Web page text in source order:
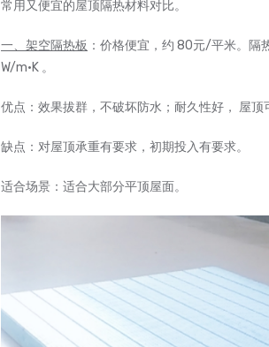
常用又便宜的屋顶隔热材料对比。
一、架空隔热板 ：价格便宜，约 80元/平米。
W/m·K 。
优点：效果拔群，不破坏防水；耐久性好， 屋顶
缺点：对屋顶承重有要求，初期投入有要求。
适合场景：适合大部分平顶屋面。